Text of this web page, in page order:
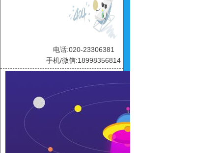
电话:020-23306381
手机/微信:18998356814